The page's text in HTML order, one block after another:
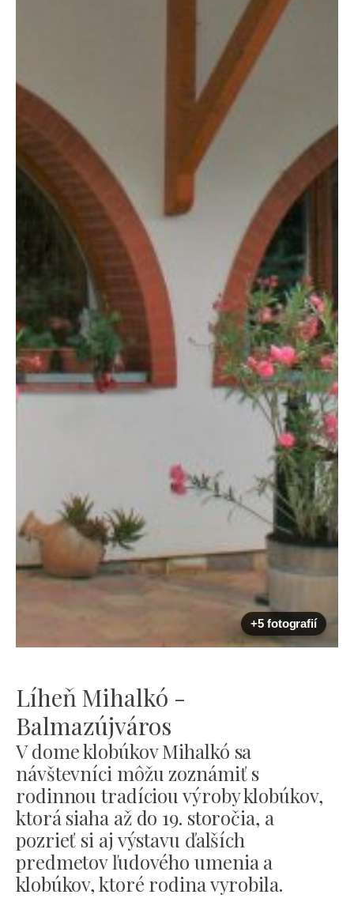
+5 fotografií
Líheň Mihalkó -
Balmazújváros
V dome klobúkov Mihalkó sa
návštevníci môžu zoznámiť s
rodinnou tradíciou výroby klobúkov,
ktorá siaha až do 19. storočia, a
pozrieť si aj výstavu ďalších
predmetov ľudového umenia a
klobúkov, ktoré rodina vyrobila.